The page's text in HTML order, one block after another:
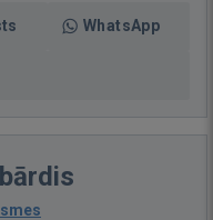
WhatsApp